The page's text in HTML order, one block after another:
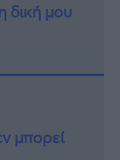
δική μου
μπορεί